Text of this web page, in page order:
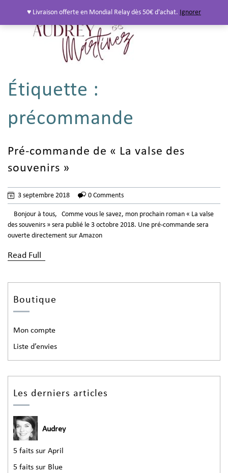
Étiquette :
précommande
Pré-commande de « La valse des
souvenirs »
3 septembre 2018 0 Comments
Bonjour à tous, Comme vous le savez, mon prochain roman « La valse
des souvenirs » sera publié le 3 octobre 2018. Une pré-commande sera
ouverte directement sur Amazon
Read Full
Boutique
Mon compte
Liste d’envies
Les derniers articles
Audrey
5 faits sur April
5 faits sur Blue
♥ Livraison offerte en Mondial Relay dès 50€ d'achat. Ignorer